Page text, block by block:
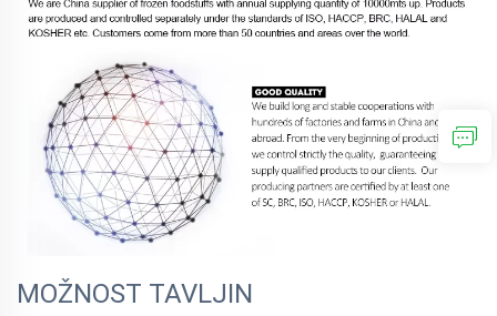
MOŽNOST TAVLJIN